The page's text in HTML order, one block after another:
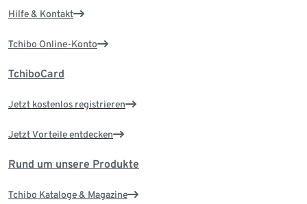
Hilfe & Kontakt
Tchibo Online-Konto
TchiboCard
Jetzt kostenlos registrieren
Jetzt Vorteile entdecken
Rund um unsere Produkte
Tchibo Kataloge & Magazine